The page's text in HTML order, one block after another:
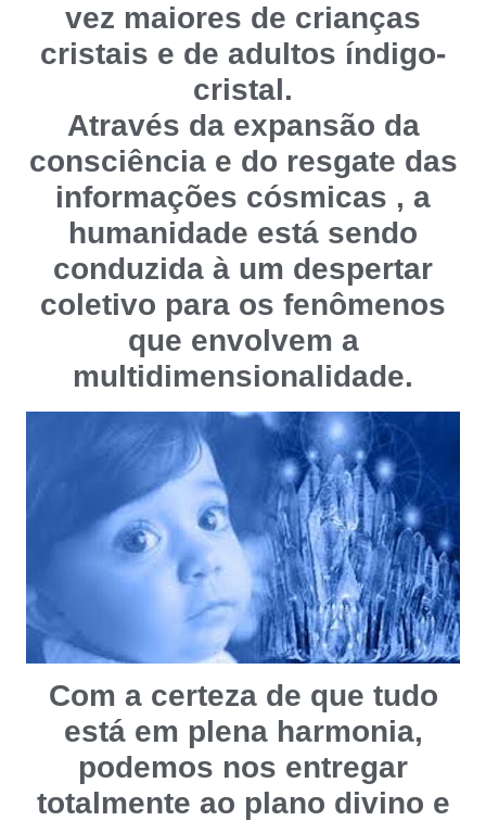
vez maiores de crianças
cristais e de adultos índigo-
cristal.
Através da expansão da
consciência e do resgate das
informações cósmicas , a
humanidade está sendo
conduzida à um despertar
coletivo para os fenômenos
que envolvem a
multidimensionalidade.
Com a certeza de que tudo
está em plena harmonia,
podemos nos entregar
totalmente ao plano divino e